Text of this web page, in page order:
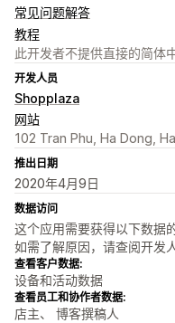
常见问题解答
教程
此开发者不提供直接的简体
开发人员
Shopplaza
网站
102 Tran Phu, Ha Dong,
推出日期
2020年4月9日
数据访问
这个应用需要获得以下数据
如需了解原因，请查阅开发
查看客户数据:
设备和活动数据
查看员工和协作者数据:
店主、 博客撰稿人